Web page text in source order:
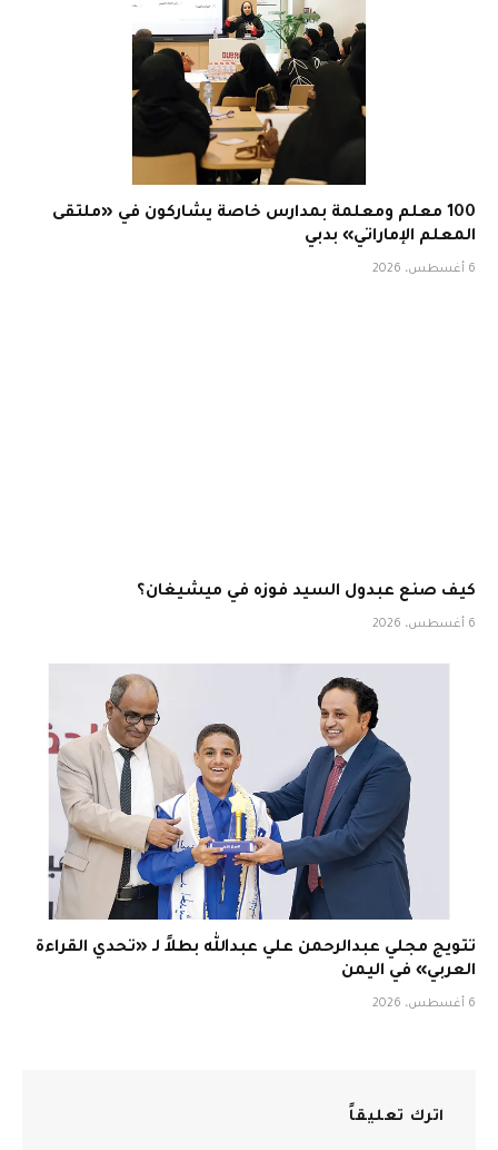
100 معلم ومعلمة بمدارس خاصة يشاركون في «ملتقى
المعلم الإماراتي» بدبي
6 أغسطس، 2026
كيف صنع عبدول السيد فوزه في ميشيغان؟
6 أغسطس، 2026
تتويج مجلي عبدالرحمن علي عبدالله بطلاً لـ «تحدي القراءة
العربي» في اليمن
6 أغسطس، 2026
اترك تعليقاً